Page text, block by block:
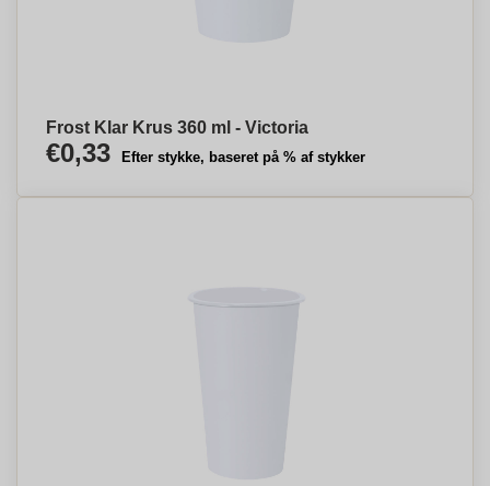
Frost Klar Krus 360 ml - Victoria
€0,33 Efter stykke, baseret på % af stykker